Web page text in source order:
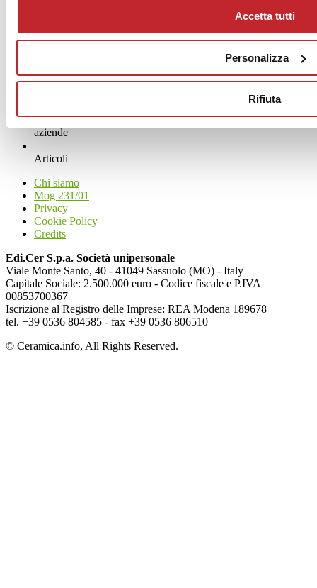
Accetta tutti
Personalizza
Rifiuta
News
aziende
Articoli
Chi siamo
Mog 231/01
Privacy
Cookie Policy
Credits
Edi.Cer S.p.a. Società unipersonale
Viale Monte Santo, 40 - 41049 Sassuolo (MO) - Italy
Capitale Sociale: 2.500.000 euro - Codice fiscale e P.IVA
00853700367
Iscrizione al Registro delle Imprese: REA Modena 189678
tel. +39 0536 804585 - fax +39 0536 806510
© Ceramica.info, All Rights Reserved.